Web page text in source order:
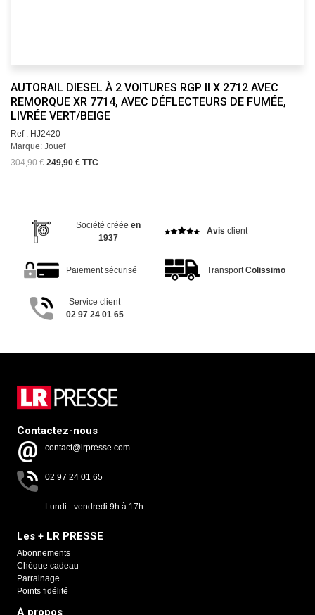
AUTORAIL DIESEL À 2 VOITURES RGP II X 2712 AVEC
REMORQUE XR 7714, AVEC DÉFLECTEURS DE FUMÉE,
LIVRÉE VERT/BEIGE
Ref : HJ2420
Marque: Jouef
304,90 €249,90 € TTC
Société créée en
1937
Avis client
Paiement sécurisé Transport Colissimo
Service client
02 97 24 01 65
Contactez-nous
contact@lrpresse.com
02 97 24 01 65
Lundi - vendredi 9h à 17h
Les + LR PRESSE
Abonnements
Chèque cadeau
Parrainage
Points fidélité